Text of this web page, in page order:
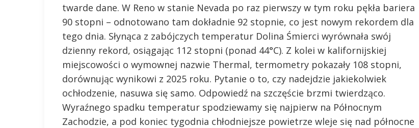
twarde dane. W Reno w stanie Nevada po raz pierwszy w tym roku pękła bariera
90 stopni – odnotowano tam dokładnie 92 stopnie, co jest nowym rekordem dla
tego dnia. Słynąca z zabójczych temperatur Dolina Śmierci wyrównała swój
dzienny rekord, osiągając 112 stopni (ponad 44°C). Z kolei w kalifornijskiej
miejscowości o wymownej nazwie Thermal, termometry pokazały 108 stopni,
dorównując wynikowi z 2025 roku. Pytanie o to, czy nadejdzie jakiekolwiek
ochłodzenie, nasuwa się samo. Odpowiedź na szczęście brzmi twierdząco.
Wyraźnego spadku temperatur spodziewamy się najpierw na Północnym
Zachodzie, a pod koniec tygodnia chłodniejsze powietrze wleje się nad północne